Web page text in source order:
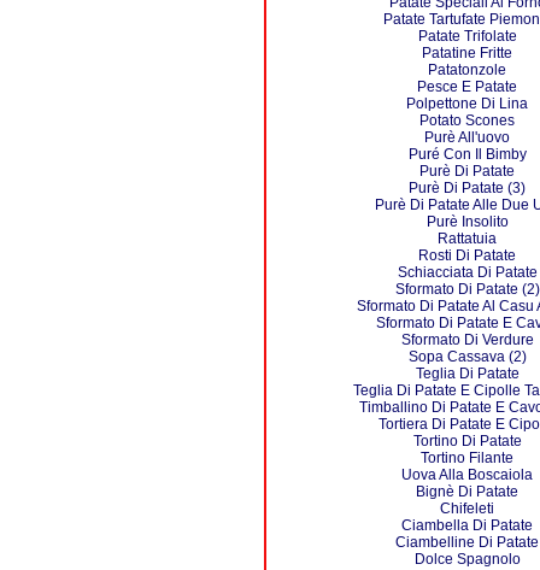
Patate Tartufate
Patate Trifolate
Patatine Fritte
Patatonzole
Pesce E Patate
Polpettone Di Lina
Potato Scones
Purè All'uovo
Puré Con Il Bimby
Purè Di Patate
Purè Di Patate (3)
Purè Di Patate Alle Due
Purè Insolito
Rattatuia
Rosti Di Patate
Schiacciata Di Patate
Sformato Di Patate (2)
Sformato Di Patate Al Casu
Sformato Di Patate E
Sformato Di Verdure
Sopa Cassava (2)
Teglia Di Patate
Teglia Di Patate E Cipolle
Timballino Di Patate E
Tortiera Di Patate E
Tortino Di Patate
Tortino Filante
Uova Alla Boscaiola
Bignè Di Patate
Chifeleti
Ciambella Di Patate
Ciambelline Di Patate
Dolce Spagnolo